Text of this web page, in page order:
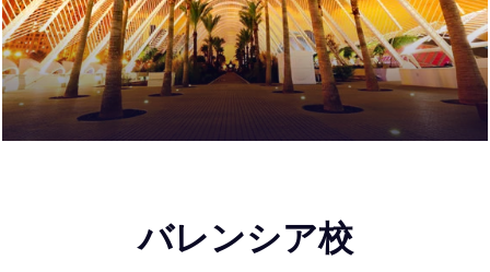
近年、バレンシアの街は再開発され、文化の中心地として
発展しています。帰国後はまた戻りたくなる魅力にあふれ
た都市バレンシア。地元の人たちと一緒に過ごしながら、
素晴らしい都市生活を満喫してください。
バレンシア校